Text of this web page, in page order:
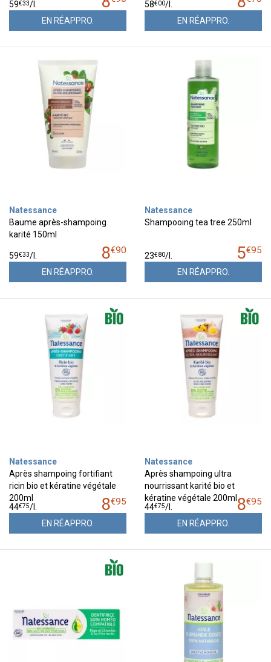
59€33/
EN RÉAPPRO.
58€00/
EN RÉAPPRO.
Natessance
Baume après-shampoing
karité 150ml
8€90
59€33/
EN RÉAPPRO.
Natessance
Shampooing tea tree 250ml
5€95
23€80/
EN RÉAPPRO.
Natessance
Après shampoing fortifiant
ricin bio et kératine végétale
200ml
8€95
44€75/
EN RÉAPPRO.
Natessance
Après shampoing ultra
nourrissant karité bio et
kératine végétale 200ml 8€95
44€75/
EN RÉAPPRO.